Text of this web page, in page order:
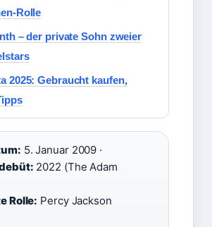
Rolle
– der private Sohn zweier
2025: Gebraucht kaufen,
5. Januar 2009 ·
2022 (The Adam
Rolle: Percy Jackson